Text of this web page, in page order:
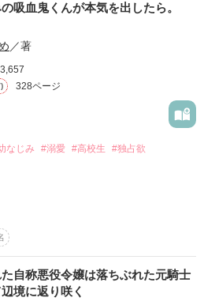
れた〜死者の呪い【後編】〜』も
！
問題
ってます。
吸血鬼くんが本気を出したら。
／著
328ページ
なじみ #溺愛 #高校生
#独占欲
自称悪役令嬢は落ちぶれた元騎士
境に返り咲く